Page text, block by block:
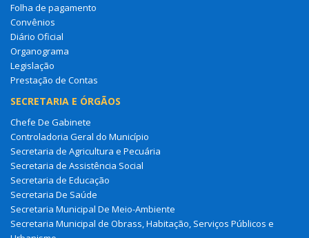
Folha de pagamento
Convênios
Diário Oficial
Organograma
Legislação
Prestação de Contas
SECRETARIA E ÓRGÃOS
Chefe De Gabinete
Controladoria Geral do Município
Secretaria de Agricultura e Pecuária
Secretaria de Assistência Social
Secretaria de Educação
Secretaria De Saúde
Secretaria Municipal De Meio-Ambiente
Secretaria Municipal de Obrass, Habitação, Serviços Públicos e